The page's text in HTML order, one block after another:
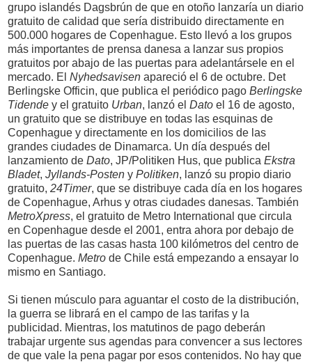
grupo islandés Dagsbrún de que en otoño lanzaría un diario
gratuito de calidad que sería distribuido directamente en
500.000 hogares de Copenhague. Esto llevó a los grupos
más importantes de prensa danesa a lanzar sus propios
gratuitos por abajo de las puertas para adelantársele en el
mercado. El Nyhedsavisen apareció el 6 de octubre. Det
Berlingske Officin, que publica el periódico pago Berlingske
Tidende y el gratuito Urban, lanzó el Dato el 16 de agosto,
un gratuito que se distribuye en todas las esquinas de
Copenhague y directamente en los domicilios de las
grandes ciudades de Dinamarca. Un día después del
lanzamiento de Dato, JP/Politiken Hus, que publica Ekstra
Bladet, Jyllands-Posten y Politiken, lanzó su propio diario
gratuito, 24Timer, que se distribuye cada día en los hogares
de Copenhague, Arhus y otras ciudades danesas. También
MetroXpress, el gratuito de Metro International que circula
en Copenhague desde el 2001, entra ahora por debajo de
las puertas de las casas hasta 100 kilómetros del centro de
Copenhague. Metro de Chile está empezando a ensayar lo
mismo en Santiago.
Si tienen músculo para aguantar el costo de la distribución,
la guerra se librará en el campo de las tarifas y la
publicidad. Mientras, los matutinos de pago deberán
trabajar urgente sus agendas para convencer a sus lectores
de que vale la pena pagar por esos contenidos. No hay que